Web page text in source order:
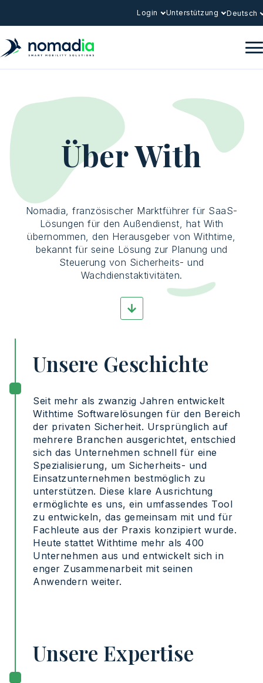
Login Unterstützung Deutsch
Über With
Nomadia, französischer Marktführer für SaaS-
Lösungen für den Außendienst, hat With
übernommen, den Herausgeber von Withtime,
bekannt für seine Lösung zur Planung und
Steuerung von Sicherheits- und
Wachdienstaktivitäten.
Unsere Geschichte
Seit mehr als zwanzig Jahren entwickelt
Withtime Softwarelösungen für den Bereich
der privaten Sicherheit. Ursprünglich auf
mehrere Branchen ausgerichtet, entschied
sich das Unternehmen schnell für eine
Spezialisierung, um Sicherheits- und
Einsatzunternehmen bestmöglich zu
unterstützen. Diese klare Ausrichtung
ermöglichte es uns, ein umfassendes Tool
zu entwickeln, das gemeinsam mit und für
Fachleute aus der Praxis konzipiert wurde.
Heute stattet Withtime mehr als 400
Unternehmen aus und entwickelt sich in
enger Zusammenarbeit mit seinen
Anwendern weiter.
Unsere Expertise